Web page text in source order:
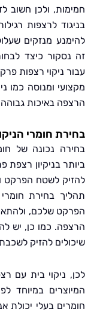
ולכן חשוב לדאוג
לרצפות רגילות, פרקט
מנזקים שעלולים
כיצד לבחור את
ניקוי רצפות פרקט,
ומנוסה כמו ניקיון
באיכות גבוהה.
חומרי הניקוי
נכונה של חומרי
בניקיון רצפת פרקט.
לשטח הפרקט ולגרום לו
בחירת חומרי
שלכם, ולהתאים את
כמו כן, יש להימנע
להזיק לשכבת הפרקט.
ניקוי בית עם רצפת
במיוחד לפרקט,
בעלי יכולת אנטי-